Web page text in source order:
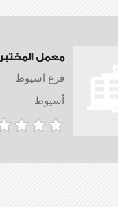
معمل المختبر
فرع اسيوط
أسيوط